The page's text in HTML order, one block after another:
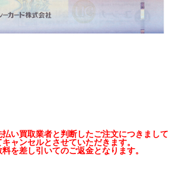
い買取業者と判断したご注文につきまして
ャンセルとさせていただきます。
を差し引いてのご返金となります。